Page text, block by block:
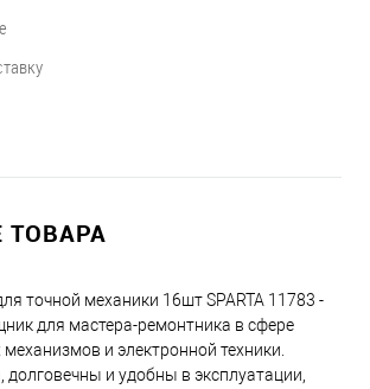
точной механики 16шт SPARTA 11783 -
для мастера-ремонтника в сфере
и электронной техники.
долговечны и удобны в эксплуатации,